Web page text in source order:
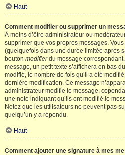
Haut
Comment modifier ou supprimer un
À moins d’être administrateur ou
supprimer que vos propres messages.
(quelquefois dans une durée limitée après
bouton modifierdu message
message, un petit texte s’affichera en bas
modifié, le nombre de fois qu’il a été
dernière modification. Ce message
administrateur modifie le message,
une note indiquant qu’ils ont modifié le
Notez que les utilisateurs ne peuvent pas
quelqu’un y a répondu.
Haut
Comment ajouter une signature à mes